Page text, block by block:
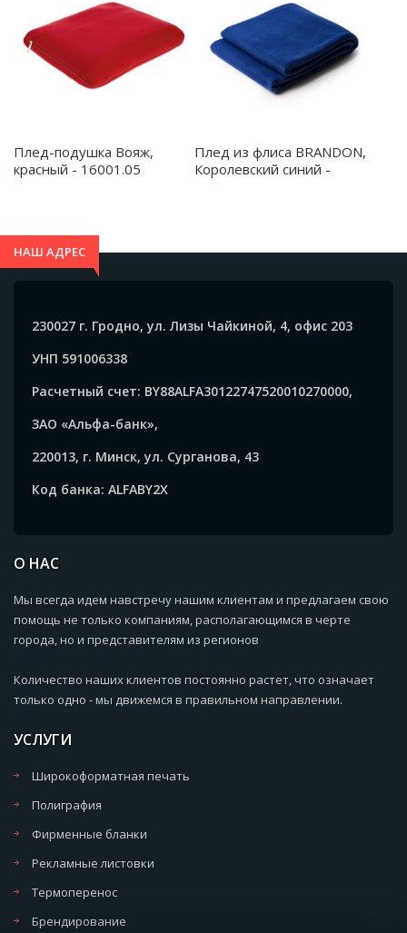
Плед-подушка Вояж,
красный - 16001.05
Плед из флиса BRANDON,
Королевский синий -
НАШ АДРЕС
230027 г. Гродно, ул. Лизы Чайкиной, 4, офис 203
УНП 591006338
Расчетный счет: BY88ALFA30122747520010270000,
ЗАО «Альфа-банк»,
220013, г. Минск, ул. Сурганова, 43
Код банка: ALFABY2X
О НАС
Мы всегда идем навстречу нашим клиентам и предлагаем свою
помощь не только компаниям, располагающимся в черте
города, но и представителям из регионов
Количество наших клиентов постоянно растет, что означает
только одно - мы движемся в правильном направлении.
УСЛУГИ
Широкоформатная печать
Полиграфия
Фирменные бланки
Рекламные листовки
Термоперенос
Брендирование